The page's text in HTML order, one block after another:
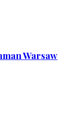
Warsaw